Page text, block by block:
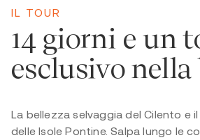
IL TOUR
14 giorni e un
esclusivo nella
La bellezza selvaggia del Cilento e
delle Isole Pontine. Salpa lungo le